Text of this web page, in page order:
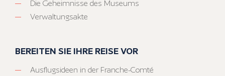
Die Geheimnisse des Museums
Verwaltungsakte
BEREITEN SIE IHRE REISE VOR
Ausflugsideen in der Franche-Comté